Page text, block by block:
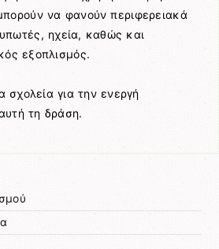
να φανούν περιφερειακά
ηχεία, καθώς και
εξοπλισμός.
για την ενεργή
τη δράση.